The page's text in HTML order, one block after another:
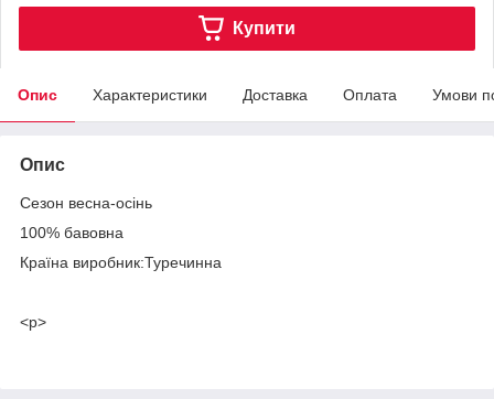
Купити
Опис Характеристики Доставка Оплата Умови
Опис
Сезон весна-осінь
100% бавовна
Країна виробник:Туречинна
<p>